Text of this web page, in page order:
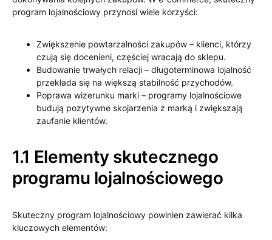
program lojalnościowy przynosi wiele korzyści:
Zwiększenie powtarzalności zakupów – klienci, którzy
czują się docenieni, częściej wracają do sklepu.
Budowanie trwałych relacji – długoterminowa lojalność
przekłada się na większą stabilność przychodów.
Poprawa wizerunku marki – programy lojalnościowe
budują pozytywne skojarzenia z marką i zwiększają
zaufanie klientów.
1.1 Elementy skutecznego
programu lojalnościowego
Skuteczny program lojalnościowy powinien zawierać kilka
kluczowych elementów: